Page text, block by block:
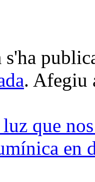
s'ha
. Afegiu
luz que
en